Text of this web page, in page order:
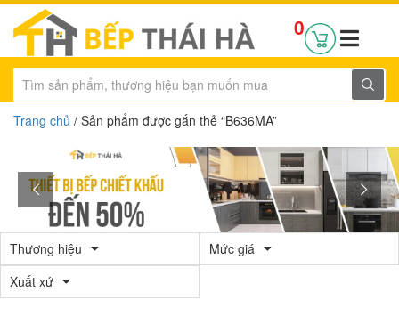
0
Trang chủ / Sản phẩm được gắn thẻ “B636MA”
Thương hiệu
Mức giá
Xuất xứ